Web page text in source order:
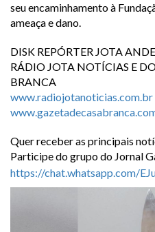
seu encaminhamento à
ameaça e dano.
DISK REPÓRTER JOTA
RÁDIO JOTA NOTÍCIAS E
BRANCA
www.radiojotanoticias.com.br
Quer receber as principais
Participe do grupo do Jornal
https://chat.whatsapp.com/